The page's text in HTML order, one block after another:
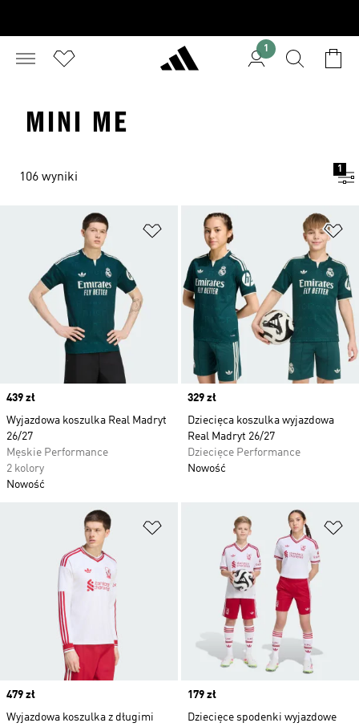
1
MINI ME
106 wyniki
1
Dodaj do listy życzeń
Price
439 zł
Wyjazdowa koszulka Real Madryt
26/27
Męskie Performance
2 kolory
Nowość
Price
329 zł
Dziecięca koszulka wyjazdowa
Real Madryt 26/27
Dziecięce Performance
Nowość
Dodaj do listy życzeń
Price
479 zł
Wyjazdowa koszulka z długimi
Price
179 zł
Dziecięce spodenki wyjazdowe